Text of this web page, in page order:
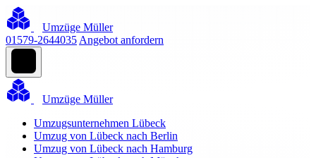
Umzüge Müller
01579-2644035 Angebot anfordern
Umzüge Müller
Umzugsunternehmen Lübeck
Umzug von Lübeck nach Berlin
Umzug von Lübeck nach Hamburg